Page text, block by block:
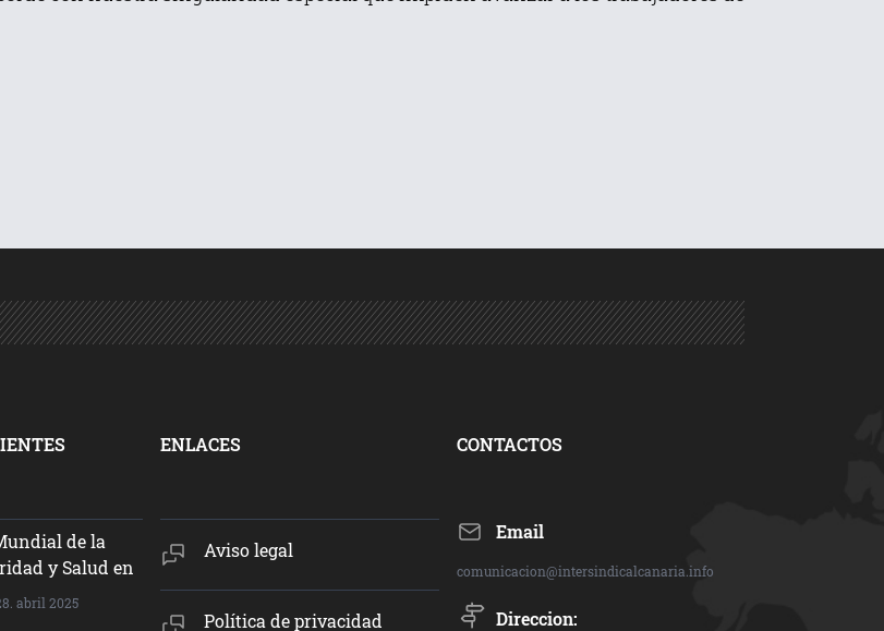
de la
y Salud en
abril 2025
ENLACES
Aviso legal
Política de privacidad
CONTACTOS
Email
comunicacion@intersindicalcanaria.info
Direccion: